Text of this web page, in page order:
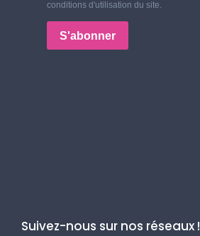
Suivez-nous sur nos réseaux !